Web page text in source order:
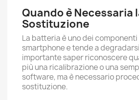
Quando è Necessaria
Sostituzione
La batteria è uno dei
smartphone e tende a
importante saper riconoscere
più una ricalibrazione o una
software, ma è necessario
sostituzione.